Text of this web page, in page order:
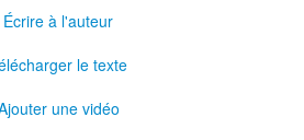
Écrire à l'auteur
le texte
une vidéo